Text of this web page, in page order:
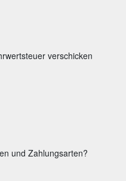
verschicken
und Zahlungsarten?